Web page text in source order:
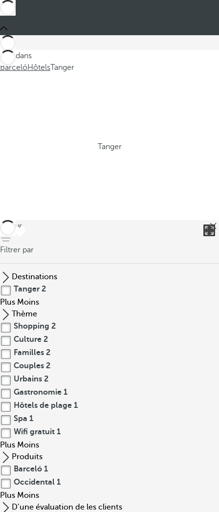
Ces dans
BarcelóHôtelsTanger
Tanger
retour
Filtrer par
Destinations
Tanger 2
Plus Moins
Thème
Shopping 2
Culture 2
Familles 2
Couples 2
Urbains 2
Gastronomie 1
Hôtels de plage 1
Spa 1
Wifi gratuit 1
Plus Moins
Produits
Barceló 1
Occidental 1
Plus Moins
D’une évaluation de les clients